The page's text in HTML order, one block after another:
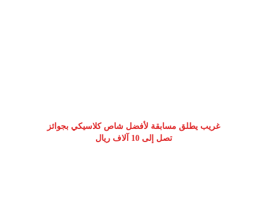
غريب يطلق مسابقة لأفضل شاص كلاسيكي بجوائز
تصل إلى 10 آلاف ريال